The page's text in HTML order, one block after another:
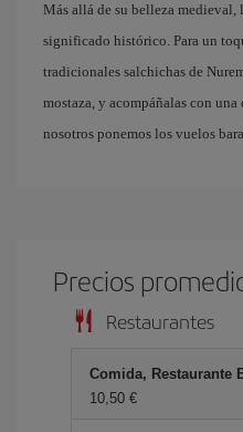
Más allá de su belleza
significado histórico. Para un
tradicionales salchichas de
mostaza, y acompáñalas con
nosotros ponemos los vuelos
Precios
Restaurantes
Comida, Restaurante
10,50